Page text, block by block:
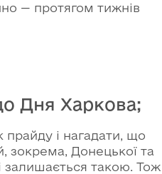
— протягом тижнів
Дня Харкова;
і нагадати, що
зокрема, Донецької та
залишається такою. Тож